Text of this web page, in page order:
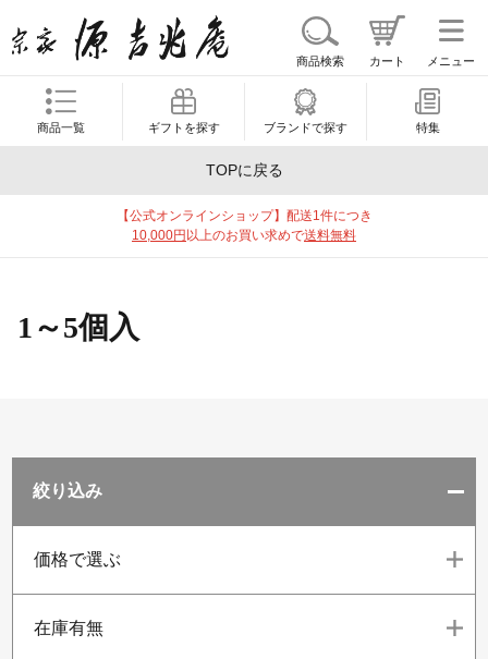
商品検索 カート メニュー
商品一覧 ギフトを探す ブランドで探す 特集
TOPに戻る
【公式オンラインショップ】配送1件につき
10,000円 以上のお買い求めで送料無料
1～5個入
絞り込み
価格で選ぶ
在庫有無